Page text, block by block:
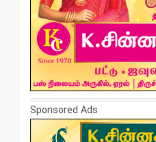
Sponsored Ads